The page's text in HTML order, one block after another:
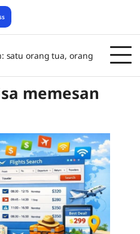
satu orang tua, orang
memesan